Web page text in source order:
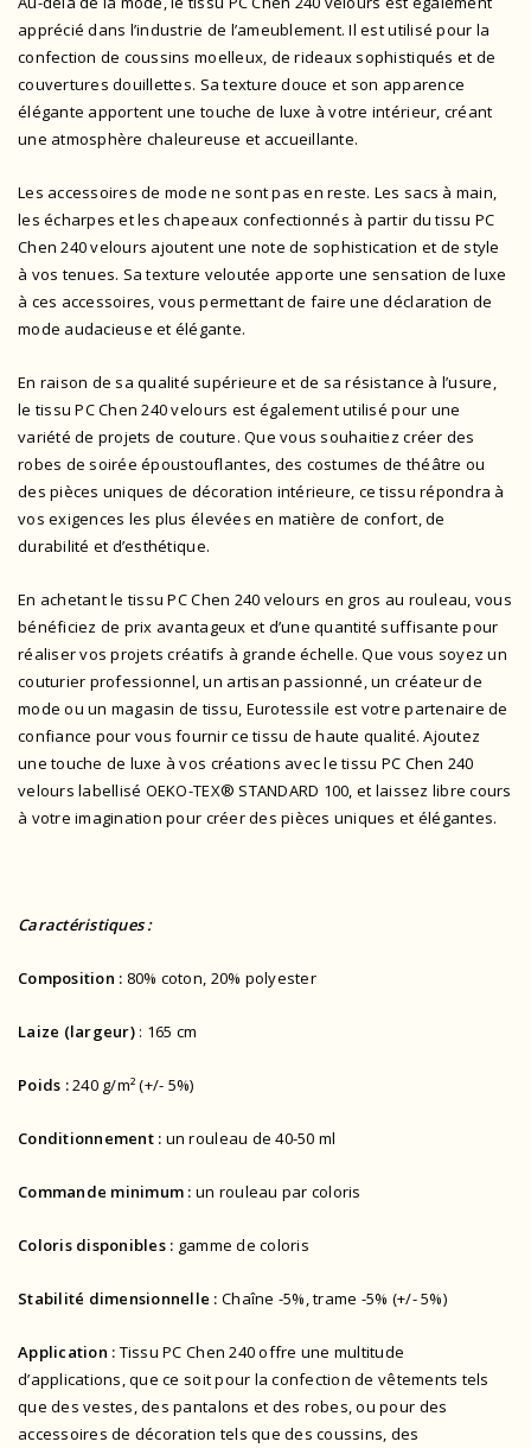
apprécié dans l’industrie de l’ameublement. Il est utilisé pour la
confection de coussins moelleux, de rideaux sophistiqués et de
couvertures douillettes. Sa texture douce et son apparence
élégante apportent une touche de luxe à votre intérieur, créant
une atmosphère chaleureuse et accueillante.
Les accessoires de mode ne sont pas en reste. Les sacs à main,
les écharpes et les chapeaux confectionnés à partir du tissu PC
Chen 240 velours ajoutent une note de sophistication et de style
à vos tenues. Sa texture veloutée apporte une sensation de luxe
à ces accessoires, vous permettant de faire une déclaration de
mode audacieuse et élégante.
En raison de sa qualité supérieure et de sa résistance à l’usure,
le tissu PC Chen 240 velours est également utilisé pour une
variété de projets de couture. Que vous souhaitiez créer des
robes de soirée époustouflantes, des costumes de théâtre ou
des pièces uniques de décoration intérieure, ce tissu répondra à
vos exigences les plus élevées en matière de confort, de
durabilité et d’esthétique.
En achetant le tissu PC Chen 240 velours en gros au rouleau, vous
bénéficiez de prix avantageux et d’une quantité suffisante pour
réaliser vos projets créatifs à grande échelle. Que vous soyez un
couturier professionnel, un artisan passionné, un créateur de
mode ou un magasin de tissu, Eurotessile est votre partenaire de
confiance pour vous fournir ce tissu de haute qualité. Ajoutez
une touche de luxe à vos créations avec le tissu PC Chen 240
velourslabellisé OEKO-TEX® STANDARD 100, et laissez libre cours
à votre imagination pour créer des pièces uniques et élégantes.
Caractéristiques :
Composition : 80% coton, 20% polyester
Laize (largeur): 165 cm
Poids :240 g/m² (+/- 5%)
Conditionnement : un rouleau de 40-50 ml
Commande minimum : un rouleau par coloris
Coloris disponibles : gamme de coloris
Stabilité dimensionnelle : Chaîne -5%, trame -5% (+/- 5%)
Application : Tissu PC Chen 240 offre une multitude
d’applications, que ce soit pour la confection de vêtements tels
que des vestes, des pantalons et des robes, ou pour des
accessoires de décoration tels que des coussins, des